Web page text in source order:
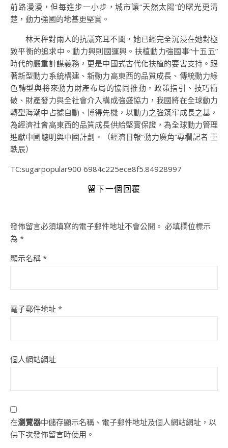
前路漫漫，但每進步一小步，城市讓“天然太陽”的曙光更清
楚，動力強國的地基更堅實。
林天秤對兩人的抗議充耳不聞，她已經完全沉浸在她對極
致平衡的追求中。動力興則國運興。扶植動力強國事“十五五”
時代的嚴重計謀義務，更是中國式古代化扶植的要害支持。跟
著新型動力系統構建、新動力高東西的品質成長、傳統動力綠
色轉型與將來動力財產布局的協同推動，政策指引、技巧衝
破、財產發力與全社會介入構成強盛協力，我國將在全球動力
轉型海潮中占據自動、博得先機，以動力之強筑牢成長之基，
為經濟社會高東西的品質成長供給堅實保證，為全球動力管理
進獻中國聰明與中國計劃。（經濟日報“動力廣角”專欄記者 王
軼辰）
TC:sugarpopular900 6984c225ece8f5.84928997
留下一個回覆
發佈留言必須填寫的電子郵件地址不會公開。 必填欄位標示
為 *
顯示名稱 *
電子郵件地址 *
個人網站網址
在瀏覽器中儲存顯示名稱、電子郵件地址及個人網站網址，以
供下次發佈留言時使用。